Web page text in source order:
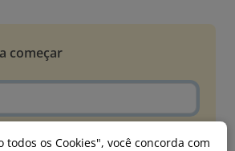
todos os Cookies", você concorda com
começar